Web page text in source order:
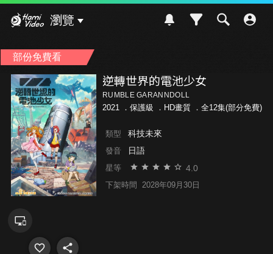
瀏覽
部份免費看
逆轉世界的電池少女
RUMBLE GARANNDOLL
2021 ． 保護級 ．HD畫質 ．全12集(部分免費)
類型 科技未來
發音 日語
星等 4.0
下架時間 2028年09月30日